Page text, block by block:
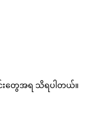
င်းတွေအရ သိရပါတယ်။